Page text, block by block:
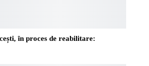
în proces de reabilitare: